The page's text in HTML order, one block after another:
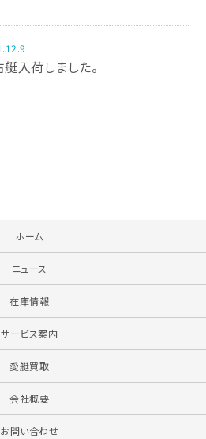
入荷しました。
ホーム
ニュース
在庫情報
サービス案内
愛艇買取
会社概要
お問い合わせ